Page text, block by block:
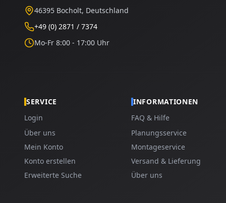
46395 Bocholt, Deutschland
+49 (0) 2871 / 7374
Mo-Fr 8:00 - 17:00 Uhr
SERVICE
Login
Über uns
Mein Konto
Konto erstellen
Erweiterte Suche
INFORMATIONEN
FAQ & Hilfe
Planungsservice
Montageservice
Versand & Lieferung
Über uns